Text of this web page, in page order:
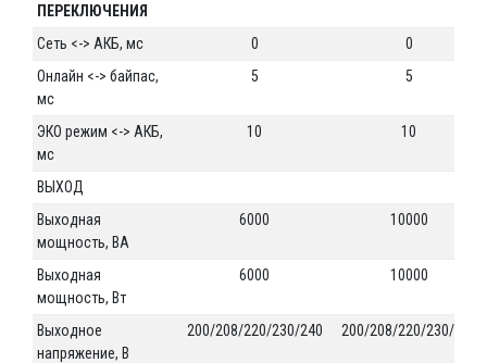
ПЕРЕКЛЮЧЕНИЯ
Сеть <-> АКБ, мс
0
0
Онлайн <-> байпас,
мс
5 5
ЭКО режим <-> АКБ,
мс
10 10
ВЫХОД
Выходная
мощность, ВА
6000 10000
Выходная
мощность, Вт
6000 10000
Выходное
напряжение, В
200/208/220/230/240 200/208/220/230/240